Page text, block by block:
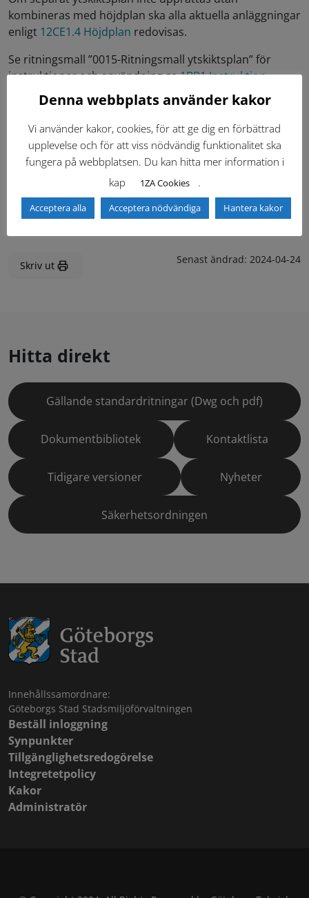
kombineras med höjdplan ska alla aktuella anläggningar
enligt 12CE1.4 Höjdplan redovisas.
Se ritningsmall ”0015-Ritningsmall ytskiktsplan” för
instruktioner och användning se1BB1 Instruktion
ritningsmallar
12CE Ritningar
Skriv ut Senast ändrad: 2024-04-24
Hitta direkt
Gällande standardritningar (Dwg och pdf)
Dokumentbibliotek Kontaktlista
Tidigare versioner Nyheter
Säkerhetsordningen
Innehållssamordnare:
Göteborgs Stad Stadsmiljöförvaltningen
Beställ inloggning
Synpunkter
Tillgänglighetsredogörelse
Integretetpolicy
Kakor
Administratör
Denna webbplats använder kakor
Vi använder kakor, cookies, för att ge dig en förbättrad
upplevelse och för att viss nödvändig funktionalitet ska
fungera på webbplatsen. Du kan hitta mer information i
kap
1ZA Cookies .
Acceptera alla Acceptera nödvändiga Hantera kakor